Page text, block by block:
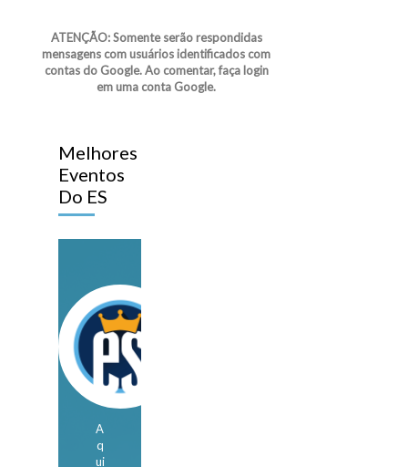
ATENÇÃO: Somente serão respondidas
mensagens com usuários identificados com
contas do Google. Ao comentar, faça login
em uma conta Google.
Melhores
Eventos
Do ES
A
q
ui